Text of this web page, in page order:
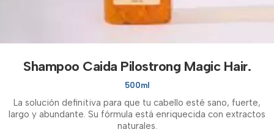
Shampoo Caida Pilostrong Magic Hair.
500ml
La solución definitiva para que tu cabello esté sano, fuerte,
largo y abundante. Su fórmula está enriquecida con extractos
naturales.